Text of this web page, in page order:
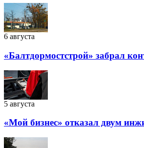
6 августа
«Балтдормостстрой» забрал
5 августа
«Мой бизнес» отказал двум